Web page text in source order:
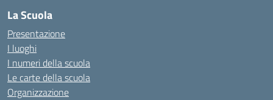
La Scuola
Presentazione
I luoghi
I numeri della scuola
Le carte della scuola
Organizzazione